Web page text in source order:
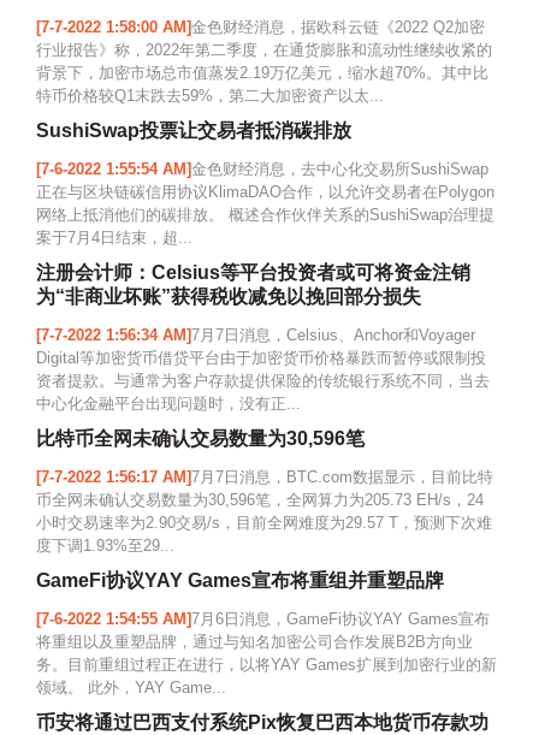
[7-7-2022 1:58:00 AM]金色财经消息，据欧科云链《2022 Q2加密
行业报告》称，2022年第二季度，在通货膨胀和流动性继续收紧的
背景下，加密市场总市值蒸发2.19万亿美元，缩水超70%。其中比
特币价格较Q1末跌去59%，第二大加密资产以太...
SushiSwap投票让交易者抵消碳排放
[7-6-2022 1:55:54 AM]金色财经消息，去中心化交易所SushiSwap
正在与区块链碳信用协议KlimaDAO合作，以允许交易者在Polygon
网络上抵消他们的碳排放。 概述合作伙伴关系的SushiSwap治理提
案于7月4日结束，超...
注册会计师：Celsius等平台投资者或可将资金注销
为“非商业坏账”获得税收减免以挽回部分损失
[7-7-2022 1:56:34 AM]7月7日消息，Celsius、Anchor和Voyager
Digital等加密货币借贷平台由于加密货币价格暴跌而暂停或限制投
资者提款。与通常为客户存款提供保险的传统银行系统不同，当去
中心化金融平台出现问题时，没有正...
比特币全网未确认交易数量为30,596笔
[7-7-2022 1:56:17 AM]7月7日消息，BTC.com数据显示，目前比特
币全网未确认交易数量为30,596笔，全网算力为205.73 EH/s，24
小时交易速率为2.90交易/s，目前全网难度为29.57 T，预测下次难
度下调1.93%至29...
GameFi协议YAY Games宣布将重组并重塑品牌
[7-6-2022 1:54:55 AM]7月6日消息，GameFi协议YAY Games宣布
将重组以及重塑品牌，通过与知名加密公司合作发展B2B方向业
务。目前重组过程正在进行，以将YAY Games扩展到加密行业的新
领域。 此外，YAY Game...
币安将通过巴西支付系统Pix恢复巴西本地货币存款功